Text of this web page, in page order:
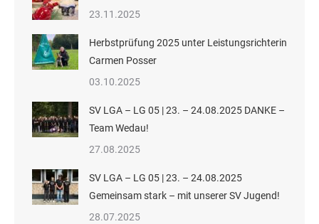
23.11.2025
Herbstprüfung 2025 unter Leistungsrichterin
Carmen Posser
03.10.2025
SV LGA – LG 05 | 23. – 24.08.2025 DANKE –
Team Wedau!
27.08.2025
SV LGA – LG 05 | 23. – 24.08.2025
Gemeinsam stark – mit unserer SV Jugend!
28.07.2025